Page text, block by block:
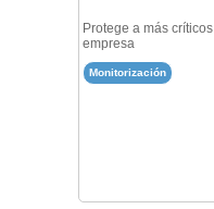
Protege a más
empresa
Monitorización